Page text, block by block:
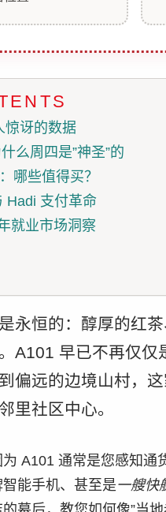
惊讶的数据
么周四是”神圣”的
哪些值得买？
Hadi 支付革命
就业市场洞察
永恒的：醇厚的红
A101 早已不再仅
偏远的边境山村，
里社区中心。
A101 通常是您感知通
能手机、甚至是一艘快